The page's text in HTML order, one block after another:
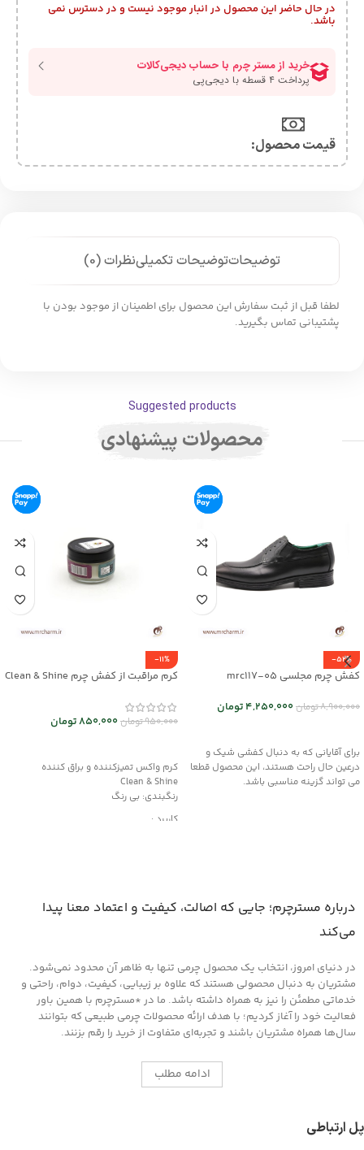
در حال حاضر این محصول در انبار موجود نیست و در دسترس نمی
باشد.
قیمت محصول:​
توضیحاتتوضیحات تکمیلینظرات (0)
لطفا قبل از ثبت سفارش این محصول برای اطمینان از موجود بودن با
پشتیبانی تماس بگیرید.
Suggested products
محصولات پیشنهادی
-52%
کفش چرم مجلسی mrc117-05
8,900,000تومان4,250,000تومان
برای آقایانی که به دنبال کفشی شیک و
درعین حال راحت هستند، این محصول قطعا
می تواند گزینه مناسبی باشد.
-11%
کرم مراقبت از کفش چرم Clean & Shine
950,000تومان850,000تومان
کرم واکس تمیزکننده و براق کننده
Clean & Shine
رنگبندی: بی رنگ
کاربرد :
درباره مسترچرم؛ جایی که اصالت، کیفیت و اعتماد معنا پیدا
می‌کند
در دنیای امروز، انتخاب یک محصول چرمی تنها به ظاهر آن محدود نمی‌شود.
مشتریان به دنبال محصولی هستند که علاوه بر زیبایی، کیفیت، دوام، راحتی و
خدماتی مطمئن را نیز به همراه داشته باشد. ما در *مسترچرم با همین باور
فعالیت خود را آغاز کردیم؛ با هدف ارائه محصولات چرمی طبیعی که بتوانند
سال‌ها همراه مشتریان باشند و تجربه‌ای متفاوت از خرید را رقم بزنند.
ادامه مطلب
پل ارتباطی